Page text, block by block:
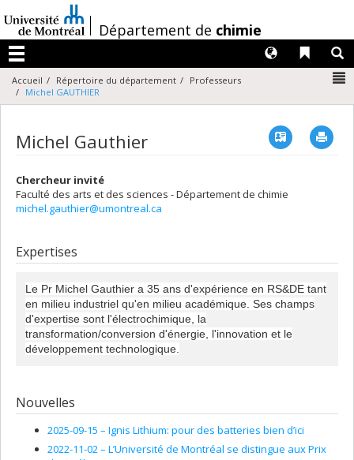
au
contenu
/Département de chimie
Menu
Liens
Langues
Accueil Répertoire du département
Professeurs
Michel GAUTHIER
Michel Gauthier Vcard
Chercheur invité
Faculté des arts et des sciences - Département de chimie
michel.gauthier@umontreal.ca
Expertises
Le Pr Michel Gauthier a 35 ans d'expérience en RS&DE tant
en milieu industriel qu'en milieu académique. Ses champs
d'expertise sont l'électrochimique, la
transformation/conversion d'énergie, l'innovation et le
développement technologique.
Nouvelles
2025-09-15 – Ignis Lithium: pour des batteries bien d’ici
2022-11-02 – L’Université de Montréal se distingue aux Prix